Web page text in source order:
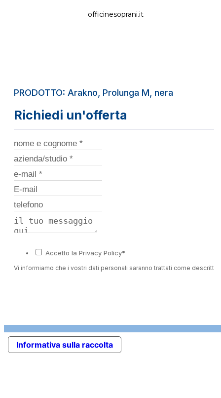
officinesoprani.it
PRODOTTO: Arakno, Prolunga M, nera
Richiedi un'offerta
Accetto la Privacy Policy*
Vi informiamo che i vostri dati personali saranno trattati come descritto
Informativa sulla raccolta